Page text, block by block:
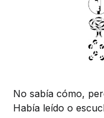
No sabía cómo,
Había leído o